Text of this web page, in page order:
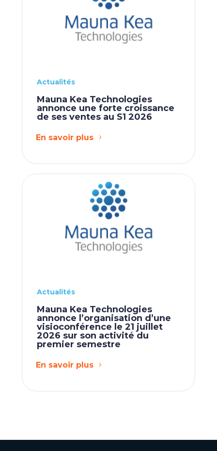
Actualités
Mauna Kea Technologies
annonce une forte croissance
de ses ventes au S1 2026
En savoir plus
Actualités
Mauna Kea Technologies
annonce l’organisation d’une
visioconférence le 21 juillet
2026 sur son activité du
premier semestre
En savoir plus